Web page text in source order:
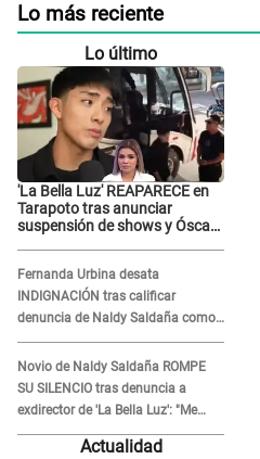
Lo más reciente
Lo último
'La Bella Luz' REAPARECE en
Tarapoto tras anunciar
suspensión de shows y Óscar
Fernanda Urbina desata
INDIGNACIÓN tras calificar
denuncia de Naldy Saldaña como
'acto bochornoso': "No es justo
atacar a otra mujer"
Novio de Naldy Saldaña ROMPE
SU SILENCIO tras denuncia a
exdirector de 'La Bella Luz': "Me
basta con que ella esté bien"
Actualidad